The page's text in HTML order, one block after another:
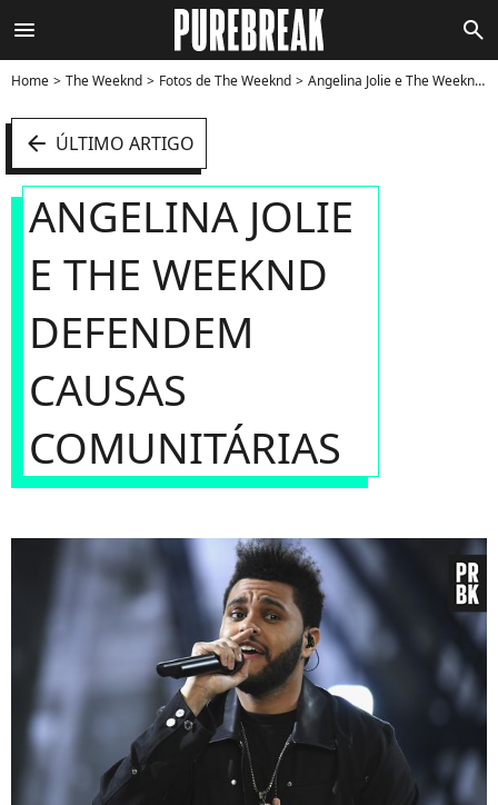
menu search
Home The Weeknd Fotos de The Weeknd Angelina Jolie e The Weeknd defendem causas comunitárias - Foto
arrow_left ÚLTIMO ARTIGO
ANGELINA JOLIE
E THE WEEKND
DEFENDEM
CAUSAS
COMUNITÁRIAS